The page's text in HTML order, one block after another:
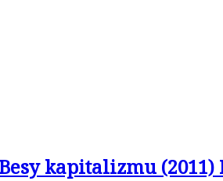
kapitalizmu (2011)